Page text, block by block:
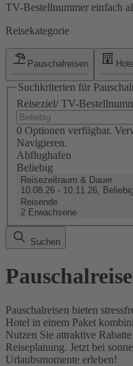
TV-Bestellnummer einfach
Reisekategorie
Pauschalreisen
Suchkriterien für
Reiseziel/ TV-
0 Optionen verfügbar.
Navigieren.
Abflughafen
Beliebig
Reisezeitraum & Dauer
10.08.26 - 10.11.26,
Reisende
2 Erwachsene
Suchen
Pauschalreisen bieten
Hotel in einem Paket
Nutzen Sie attraktive
Reiseplanung. Jetzt bei
Urlaubsmomente erleben!